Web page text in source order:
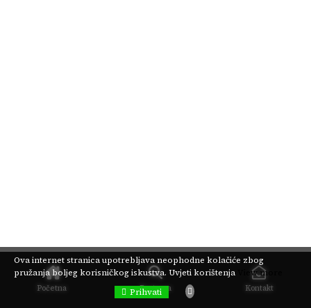
Početna Pretraga Kontakt
Ova internet stranica upotrebljava neophodne kolačiće zbog
pružanja boljeg korisničkog iskustva. Uvjeti korištenja
View more
Prihvati